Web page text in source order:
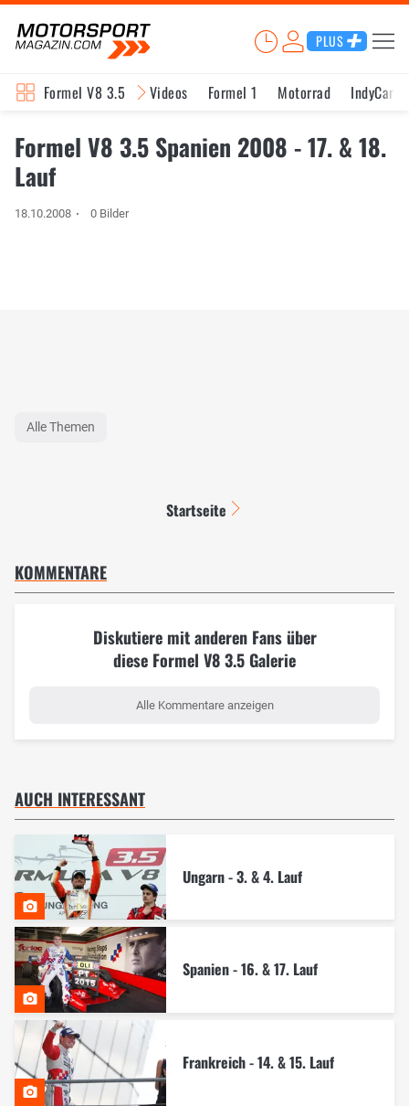
PLUS
Formel V8 3.5 Videos Formel 1 Motorrad IndyCar
Formel V8 3.5 Spanien 2008 - 17. & 18.
Lauf
18.10.2008 0 Bilder
Alle Themen
Startseite
KOMMENTARE
Diskutiere mit anderen Fans über
diese Formel V8 3.5 Galerie
Alle Kommentare anzeigen
AUCH INTERESSANT
Ungarn - 3. & 4. Lauf
Spanien - 16. & 17. Lauf
Frankreich - 14. & 15. Lauf